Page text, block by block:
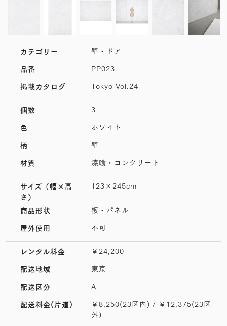
カテゴリー 壁・ドア
品番 PP023
掲載カタログ Tokyo Vol.24
個数 3
色 ホワイト
柄 壁
材質 漆喰・コンクリート
サイズ （幅×高
さ）
123×245cm
商品形状 板・パネル
屋外使用 不可
レンタル料金 ￥24,200
配送地域 東京
配送区分 A
配送料金(片道)
￥8,250(23区内) / ￥12,375(23区
外)